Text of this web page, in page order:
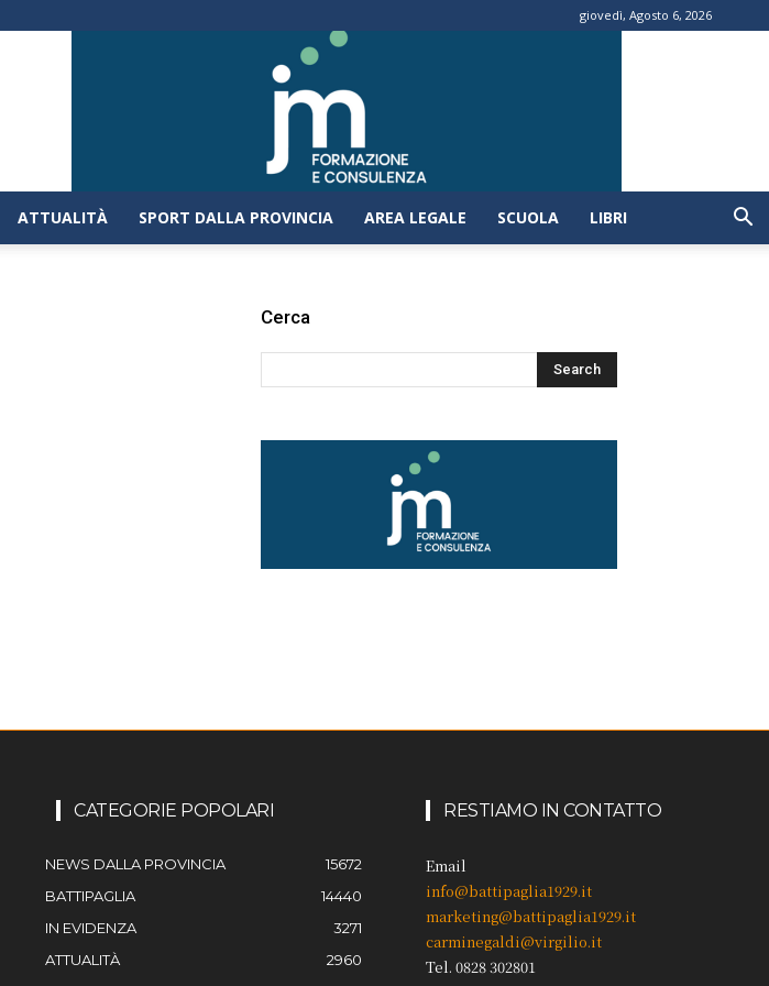
giovedì, Agosto 6, 2026
ATTUALITÀ SPORT DALLA PROVINCIA AREA LEGALE SCUOLA LIBRI
Cerca
CATEGORIE POPOLARI
NEWS DALLA PROVINCIA
15672
BATTIPAGLIA
14440
IN EVIDENZA
3271
ATTUALITÀ
2960
RESTIAMO IN CONTATTO
Email
info@battipaglia1929.it
marketing@battipaglia1929.it
carminegaldi@virgilio.it
Tel. 0828 302801